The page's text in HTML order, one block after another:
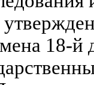
18-й